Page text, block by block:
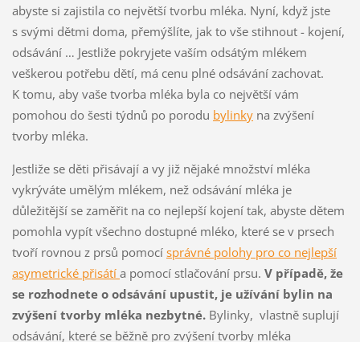
abyste si zajistila co největší tvorbu mléka. Nyní, když jste
s svými dětmi doma, přemýšlíte, jak to vše stihnout - kojení,
odsávání … Jestliže pokryjete vaším odsátým mlékem
veškerou potřebu dětí, má cenu plné odsávání zachovat.
K tomu, aby vaše tvorba mléka byla co největší vám
pomohou do šesti týdnů po porodu bylinkyna zvýšení
tvorby mléka.
Jestliže se děti přisávají a vy již nějaké množství mléka
vykrýváte umělým mlékem, než odsávání mléka je
důležitější se zaměřit na co nejlepší kojení tak, abyste dětem
pomohla vypít všechno dostupné mléko, které se v prsech
tvoří rovnou z prsů pomocí správné polohy pro co nejlepší
asymetrické přisátí a pomocí stlačování prsu. V případě, že
se rozhodnete o odsávání upustit, je užívání bylin na
zvýšení tvorby mléka nezbytné. Bylinky, vlastně suplují
odsávání, které se běžně pro zvýšení tvorby mléka